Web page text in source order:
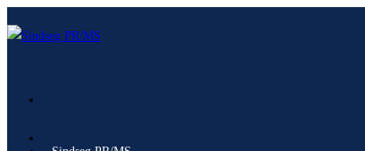
para